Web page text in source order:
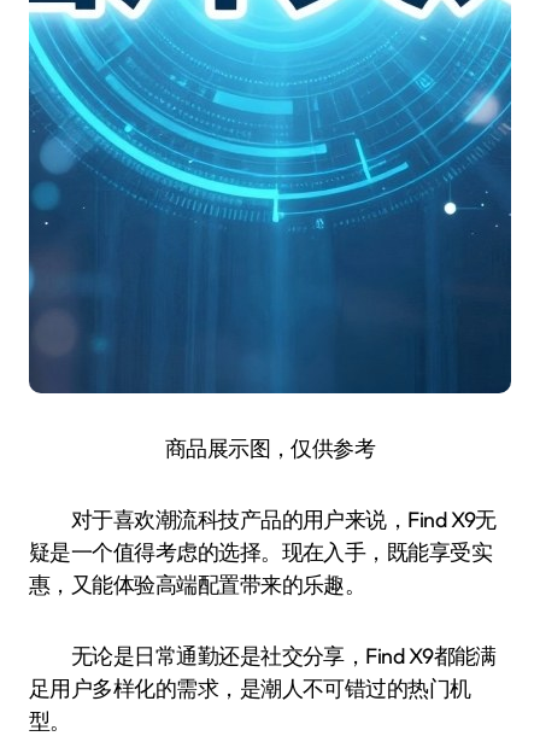
商品展示图，仅供参考
对于喜欢潮流科技产品的用户来说，Find X9无
疑是一个值得考虑的选择。现在入手，既能享受实
惠，又能体验高端配置带来的乐趣。
无论是日常通勤还是社交分享，Find X9都能满
足用户多样化的需求，是潮人不可错过的热门机
型。